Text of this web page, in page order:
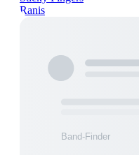
Ranis